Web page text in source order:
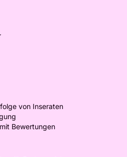
von Inseraten
Bewertungen